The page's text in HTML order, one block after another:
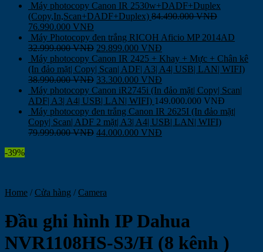
Máy photocopy Canon IR 2530w+DADF+Duplex
(Copy,In,Scan+DADF+Duplex) 84.490.000VNĐ
76.990.000 VNĐ
Máy Photocopy đen trắng RICOH Aficio MP 2014AD
32.999.000VNĐ 29.899.000 VNĐ
Máy photocopy Canon IR 2425 + Khay + Mực + Chân kê
(In đảo mặt| Copy| Scan| ADF| A3| A4| USB| LAN| WIFI)
38.990.000VNĐ 33.300.000 VNĐ
Máy photocopy Canon iR2745i (In đảo mặt| Copy| Scan|
ADF| A3| A4| USB| LAN| WIFI) 149.000.000 VNĐ
Máy photocopy đen trắng Canon IR 2625I (In đảo mặt|
Copy| Scan| ADF 2 mặt| A3| A4| USB| LAN| WIFI)
79.999.000VNĐ 44.000.000 VNĐ
-39%
Home / Cửa hàng / Camera
Đầu ghi hình IP Dahua
NVR1108HS-S3/H (8 kênh )